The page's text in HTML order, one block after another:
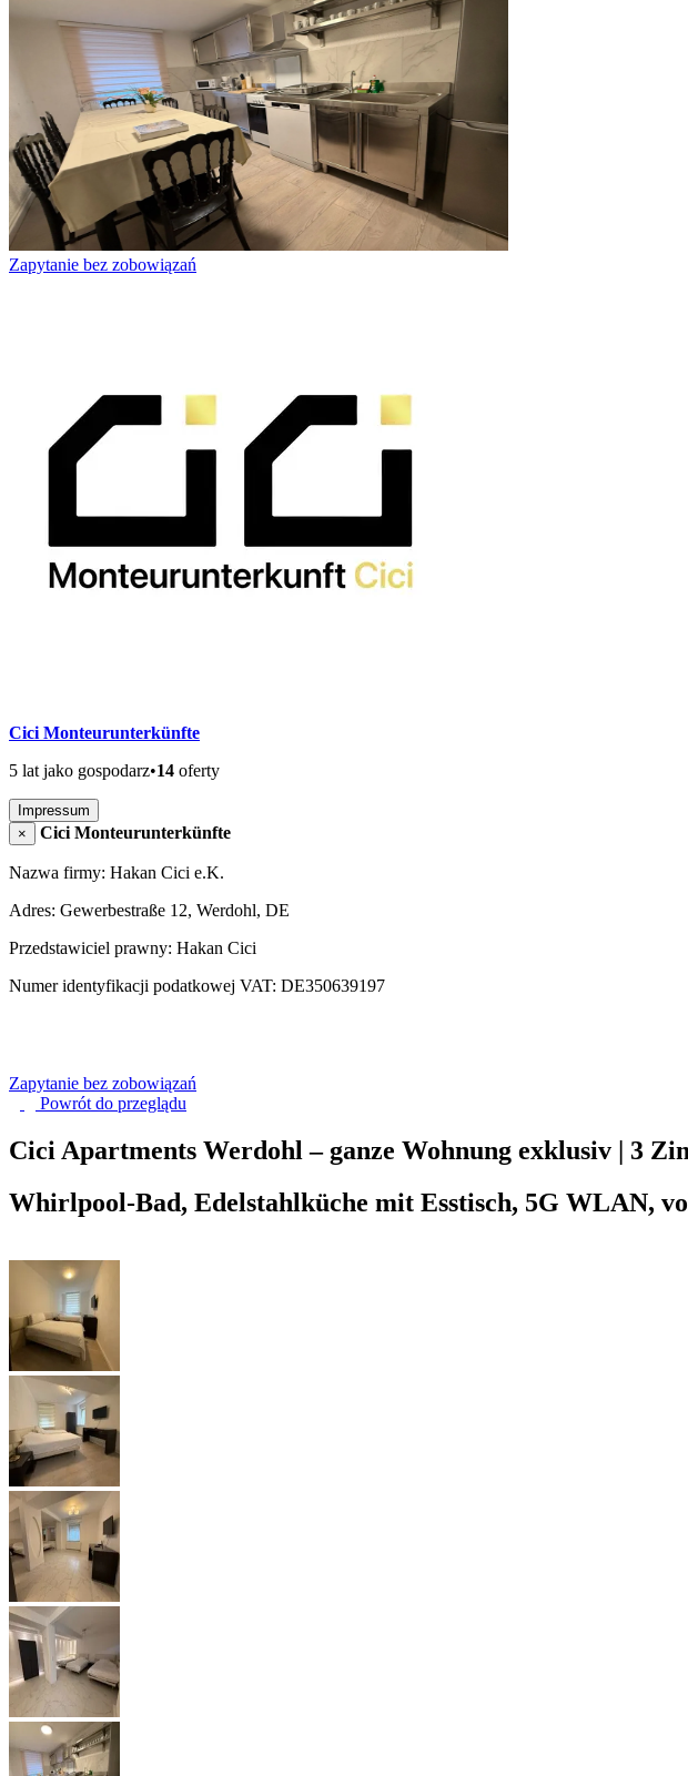
Zapytanie bez zobowiązań
Cici Monteurunterkünfte
5 lat jako gospodarz•14 oferty
Impressum
×
Cici Monteurunterkünfte
Nazwa firmy: Hakan Cici e.K.
Adres: Gewerbestraße 12, Werdohl, DE
Przedstawiciel prawny: Hakan Cici
Numer identyfikacji podatkowej VAT: DE350639197
Zapytanie bez zobowiązań
Powrót do przeglądu
Cici Apartments Werdohl – ganze Wohnung exklusiv | 3
Whirlpool-Bad, Edelstahlküche mit Esstisch, 5G WLAN,